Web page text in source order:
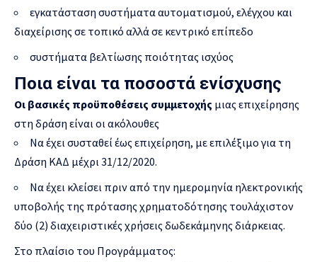
εγκατάσταση συστήματα αυτοματισμού, ελέγχου και
διαχείρισης σε τοπικό αλλά σε κεντρικό επίπεδο
συστήματα βελτίωσης ποιότητας ισχύος
Ποια είναι τα ποσοστά ενίσχυσης
Οι βασικές προϋποθέσεις συμμετοχής μιας επιχείρησης
στη δράση είναι οι ακόλουθες
Να έχει συσταθεί έως επιχείρηση, με επιλέξιμο για τη
Δράση ΚΑΔ μέχρι 31/12/2020.
Να έχει κλείσει πριν από την ημερομηνία ηλεκτρονικής
υποβολής της πρότασης χρηματοδότησης τουλάχιστον
δύο (2) διαχειριστικές χρήσεις δωδεκάμηνης διάρκειας.
Στο πλαίσιο του Προγράμματος: